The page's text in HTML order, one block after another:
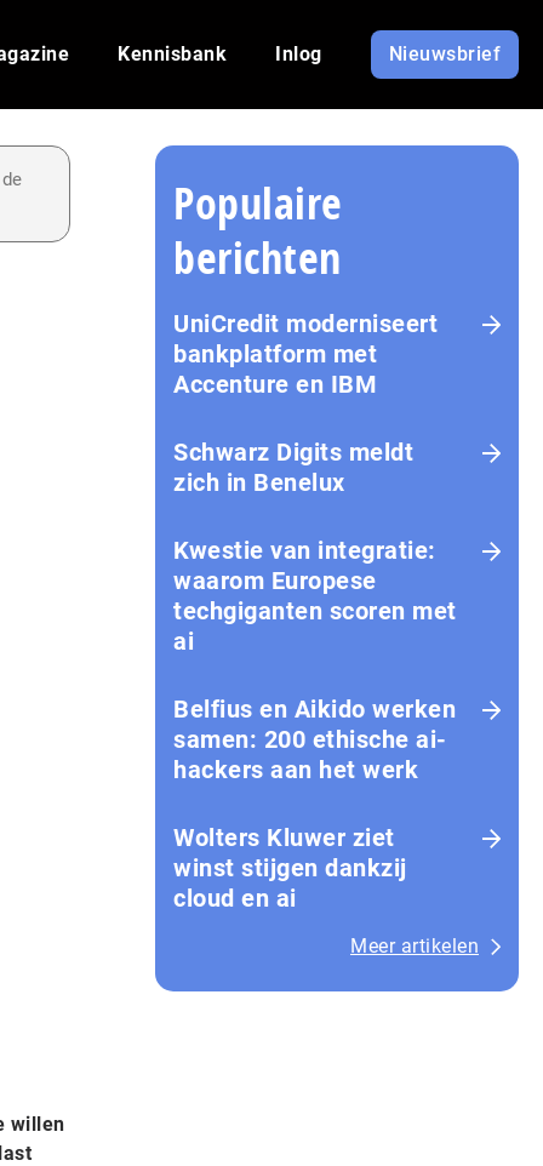
Kennisbank Inlog Nieuwsbrief
willen
Populaire
berichten
UniCredit moderniseert
bankplatform met
Accenture en IBM
Schwarz Digits meldt
zich in Benelux
Kwestie van integratie:
waarom Europese
techgiganten scoren met
ai
Belfius en Aikido werken
samen: 200 ethische ai-
hackers aan het werk
Wolters Kluwer ziet
winst stijgen dankzij
cloud en ai
Meer artikelen